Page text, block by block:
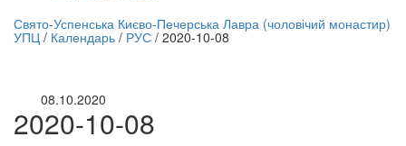
трансляция | 12 сентября
Свято-Успенська Києво-Печерська Лавра (чоловічий монастир)
УПЦ / Календарь / РУС / 2020-10-08
08.10.2020
2020-10-08